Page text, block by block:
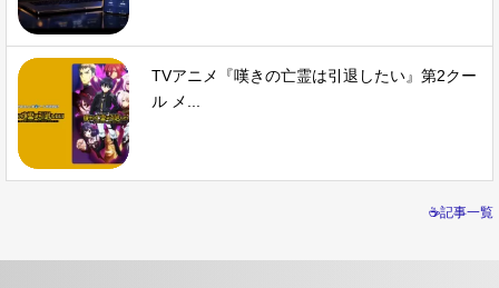
TVアニメ『嘆きの亡霊は引退したい』第2クー
ル メ...
☕記事一覧